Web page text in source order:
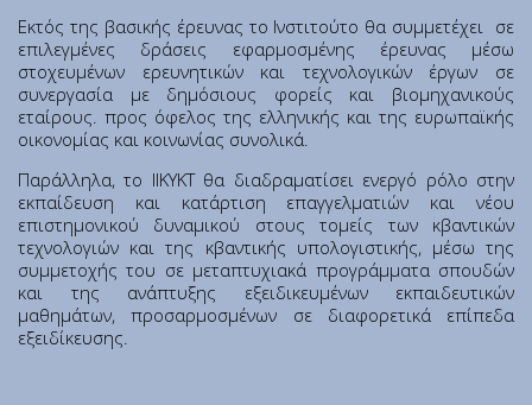
Αρχική
Σχετικά
Γραφείο Εκπαίδευσης
Γραφείο Υγείας, Υγιεινής & Ασφάλειας των Εργαζομένων
Συνεδριακό Κέντρο
Τμήμα Υποστήριξης Καινοτομίας και Λειτουργίας Τεχνολογικού
Πάρκου
Τεχνολογικό Πάρκο «Λεύκιππος»
Τμήμα Ηλεκτρονικής Διακυβέρνησης
Θέσεις Εργασίας
Εκτός της βασικής έρευνας το Ινστιτούτο θα συμμετέχει σε
επιλεγμένες δράσεις εφαρμοσμένης έρευνας μέσω
στοχευμένων ερευνητικών και τεχνολογικών έργων σε
συνεργασία με δημόσιους φορείς και βιομηχανικούς
εταίρους. προς όφελος της ελληνικής και της ευρωπαϊκής
οικονομίας και κοινωνίας συνολικά.
Παράλληλα, το IΙΚΥΚΤ θα διαδραματίσει ενεργό ρόλο στην
εκπαίδευση και κατάρτιση επαγγελματιών και νέου
επιστημονικού δυναμικού στους τομείς των κβαντικών
τεχνολογιών και της κβαντικής υπολογιστικής, μέσω της
συμμετοχής του σε μεταπτυχιακά προγράμματα σπουδών
και της ανάπτυξης εξειδικευμένων εκπαιδευτικών
μαθημάτων, προσαρμοσμένων σε διαφορετικά επίπεδα
εξειδίκευσης.